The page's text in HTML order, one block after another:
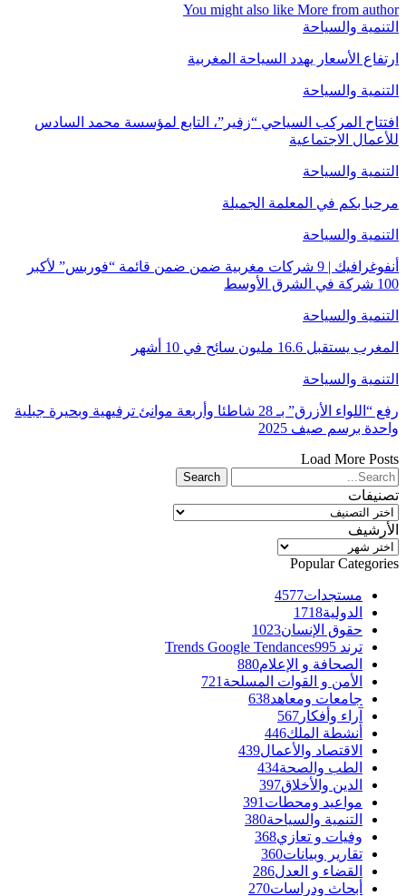
You might also like More from author
التنمية والسياحة
ارتفاع الأسعار يهدد السياحة المغربية
التنمية والسياحة
افتتاح المركب السياحي “زفير”، التابع لمؤسسة محمد السادس
للأعمال الاجتماعية
التنمية والسياحة
مرحبا بكم في المعلمة الجميلة
التنمية والسياحة
أنفوغرافيك | 9 شركات مغربية ضمن ضمن قائمة “فوربس” لأكبر
100 شركة في الشرق الأوسط
التنمية والسياحة
المغرب يستقبل 16.6 مليون سائح في 10 أشهر
التنمية والسياحة
رفع “اللواء الأزرق” بـ 28 شاطئا وأربعة موانئ ترفيهية وبحيرة جبلية
واحدة برسم صيف 2025
Load More Posts
تصنيفات
تصنيفات
الأرشيف
الأرشيف
Popular Categories
مستجدات4577
الدولية1718
حقوق الإنسان1023
ترند Trends Google Tendances 995
الصحافة و الإعلام880
الأمن و القوات المسلحة 721
جامعات ومعاهد638
آراء وأفكار 567
أنشطة الملك446
الاقتصاد والأعمال439
الطب والصحة434
الدين والأخلاق397
مواعيد ومحطات 391
التنمية والسياحة380
وفيات و تعازي368
تقارير وبيانات360
القضاء و العدل286
أبحاث ودراسات270